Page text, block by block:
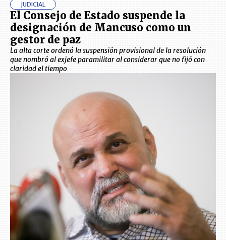
JUDICIAL
El Consejo de Estado suspende la
designación de Mancuso como un
gestor de paz
La alta corte ordenó la suspensión provisional de la resolución
que nombró al exjefe paramilitar al considerar que no fijó con
claridad el tiempo